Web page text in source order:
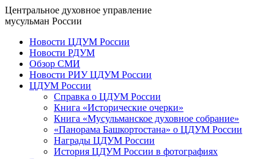
Центральное духовное управление
мусульман России
Новости ЦДУМ России
Новости РДУМ
Обзор СМИ
Новости РИУ ЦДУМ России
ЦДУМ России
Справка о ЦДУМ России
Книга «Исторические очерки»
Книга «Мусульманское духовное собрание»
«Панорама Башкортостана» о ЦДУМ России
Награды ЦДУМ России
История ЦДУМ России в фотографиях